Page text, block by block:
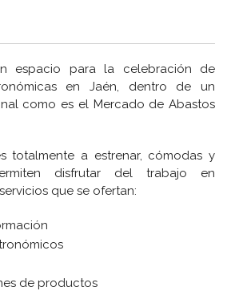
espacio para la celebración de
en Jaén, dentro de un
como es el Mercado de Abastos
totalmente a estrenar, cómodas y
disfrutar del trabajo en
que se ofertan:
de productos